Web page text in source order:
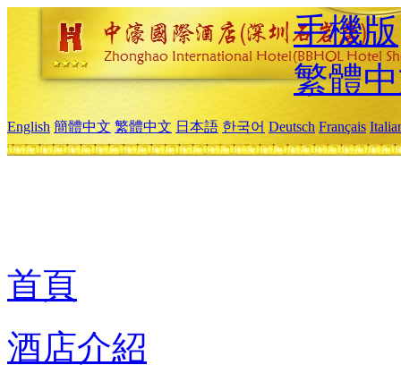
手機版
繁體
English 簡體中文 繁體中文 日本語 한국어 Deutsch Français
首頁
酒店介紹